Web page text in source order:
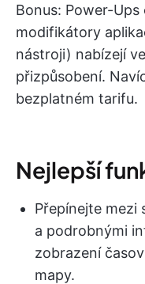
Bonus: Power-
modifikátory
nástroji) nabízejí
přizpůsobení.
bezplatném tarifu.
Nejlepší
Přepínejte mezi
a podrobnými
zobrazení
mapy.